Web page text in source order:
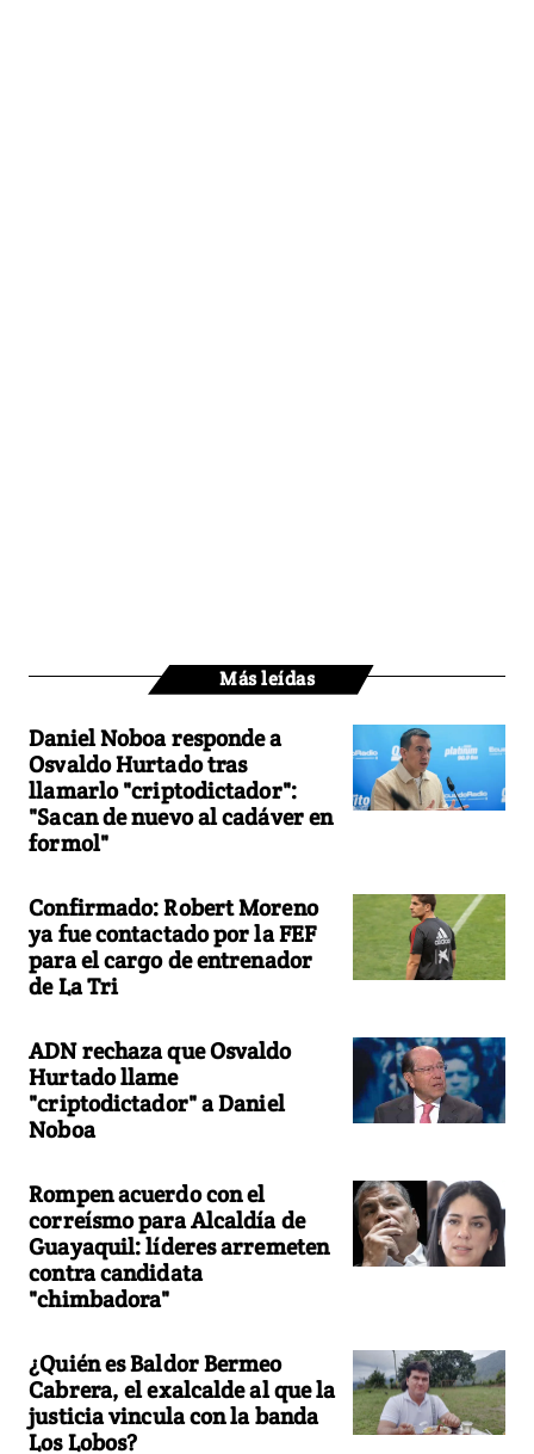
Más leídas
Daniel Noboa responde a
Osvaldo Hurtado tras
llamarlo "criptodictador":
"Sacan de nuevo al cadáver en
formol"
Confirmado: Robert Moreno
ya fue contactado por la FEF
para el cargo de entrenador
de La Tri
ADN rechaza que Osvaldo
Hurtado llame
"criptodictador" a Daniel
Noboa
Rompen acuerdo con el
correísmo para Alcaldía de
Guayaquil: líderes arremeten
contra candidata
"chimbadora"
¿Quién es Baldor Bermeo
Cabrera, el exalcalde al que la
justicia vincula con la banda
Los Lobos?